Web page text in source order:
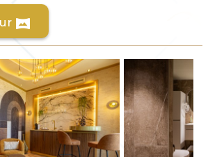
Kundenservice
gestellte Fragen
Kontakt
Route
vrpano